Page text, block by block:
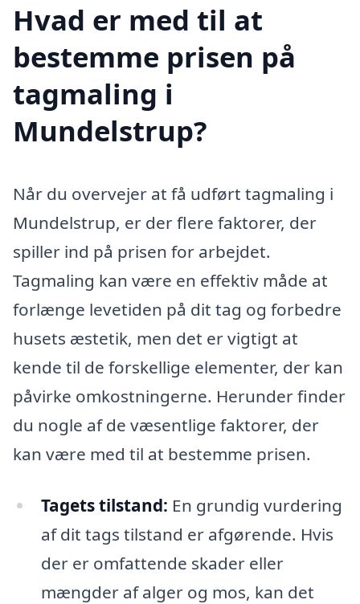
Hvad er med til at
bestemme prisen på
tagmaling i
Mundelstrup?
Når du overvejer at få udført tagmaling i
Mundelstrup, er der flere faktorer, der
spiller ind på prisen for arbejdet.
Tagmaling kan være en effektiv måde at
forlænge levetiden på dit tag og forbedre
husets æstetik, men det er vigtigt at
kende til de forskellige elementer, der kan
påvirke omkostningerne. Herunder finder
du nogle af de væsentlige faktorer, der
kan være med til at bestemme prisen.
Tagets tilstand: En grundig vurdering
af dit tags tilstand er afgørende. Hvis
der er omfattende skader eller
mængder af alger og mos, kan det